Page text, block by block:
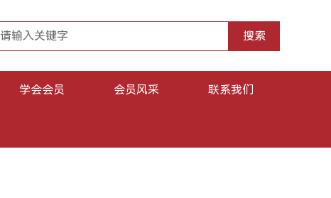
搜索
学会会员 会员风采 联系我们